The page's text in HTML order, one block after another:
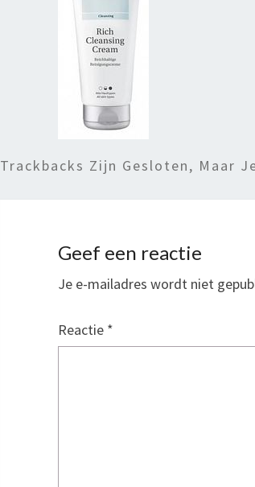
Trackbacks Zijn Gesloten, Maar
Geef een reactie
Je e-mailadres wordt niet
Reactie *